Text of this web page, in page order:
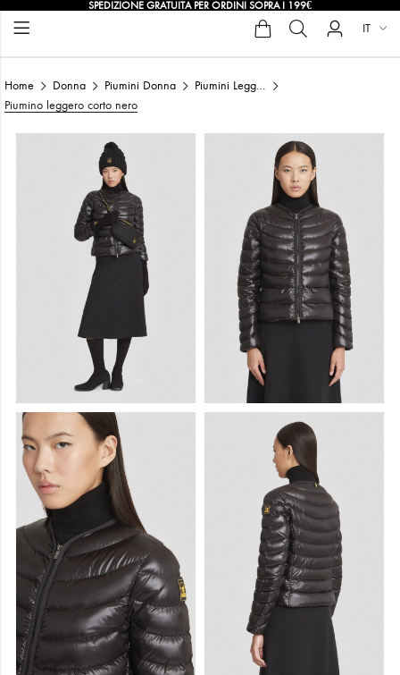
SPEDIZIONE GRATUITA PER ORDINI SOPRA I 199€
IT
Home Donna Piumini Donna
Piumini Leggeri Donna
Piumino leggero corto nero